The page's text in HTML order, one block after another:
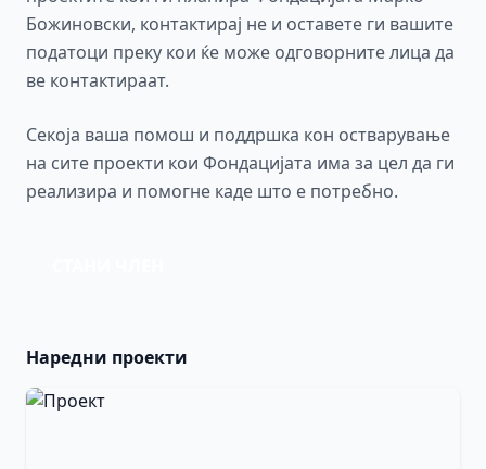
Божиновски, контактирај не и оставете ги вашите
податоци преку кои ќе може одговорните лица да
ве контактираат.
Секоја ваша помош и поддршка кон остварување
на сите проекти кои Фондацијата има за цел да ги
реализира и помогне каде што е потребно.
Наредни проекти